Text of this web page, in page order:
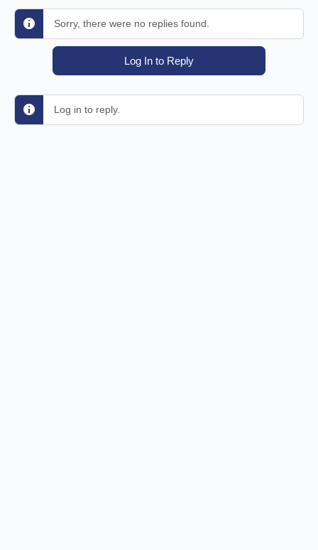
Sorry, there were no replies found.
Log In to Reply
Log in to reply.